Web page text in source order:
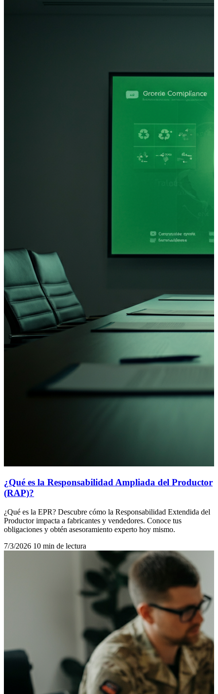
¿Qué es la Responsabilidad Ampliada del Productor
(RAP)?
¿Qué es la EPR? Descubre cómo la Responsabilidad Extendida del
Productor impacta a fabricantes y vendedores. Conoce tus
obligaciones y obtén asesoramiento experto hoy mismo.
7/3/2026 10 min de lectura